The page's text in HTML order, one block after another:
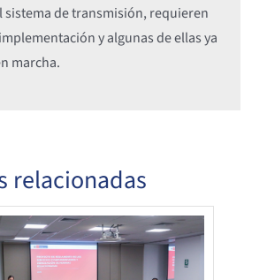
sistema de transmisión, requieren
y algunas de ellas ya
marcha.
relacionadas